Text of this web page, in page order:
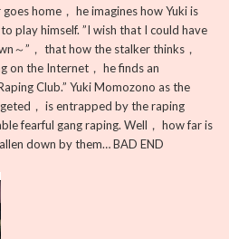
home， he imagines how Yuki is
play himself. ”I wish that I could have
～”， that how the stalker thinks，
on the Internet， he finds an
Club.” Yuki Momozono as the
， is entrapped by the raping
fearful gang raping. Well， how far is
down by them… BAD END